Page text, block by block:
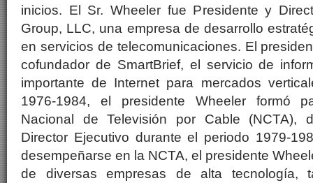
inicios. El Sr. Wheeler fue Presidente y
Group, LLC, una empresa de desarrollo
en servicios de telecomunicaciones. El
cofundador de SmartBrief, el servicio de
importante de Internet para mercados
1976-1984, el presidente Wheeler formó
Nacional de Televisión por Cable (NCTA),
Director Ejecutivo durante el periodo 1979-
desempeñarse en la NCTA, el presidente
de diversas empresas de alta tecnología,